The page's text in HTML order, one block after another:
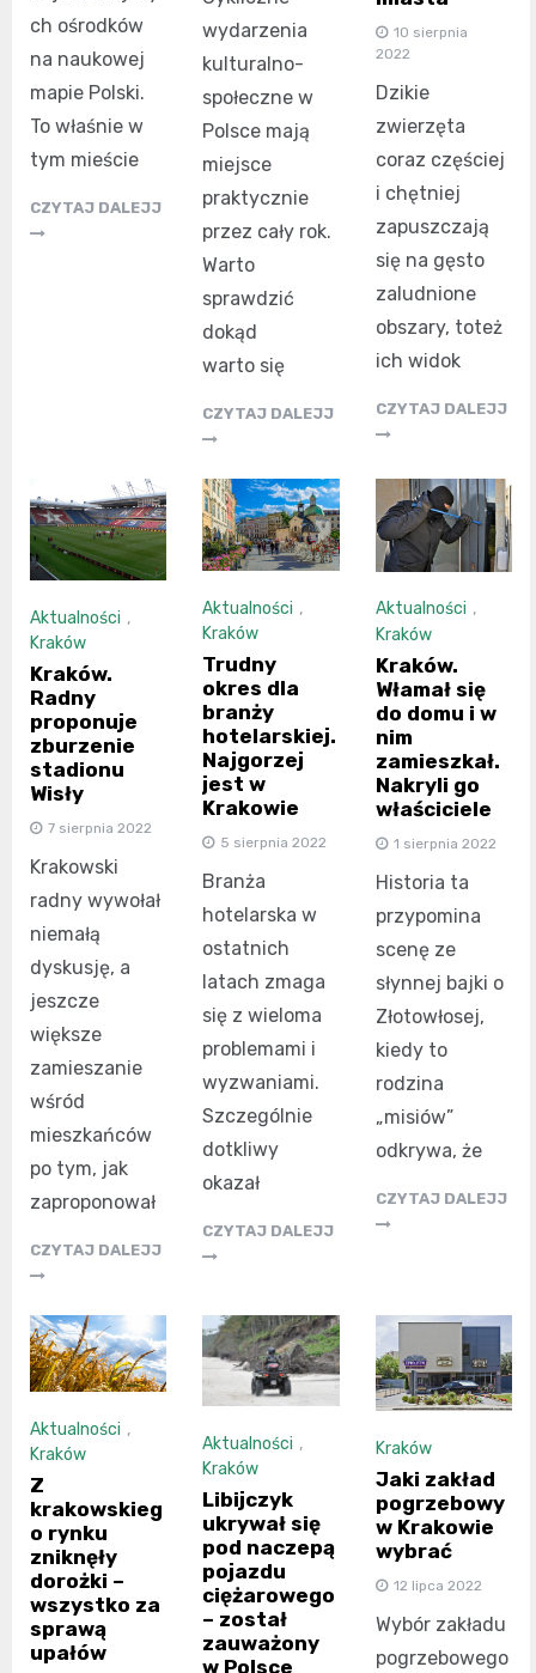
ch ośrodków
na naukowej
mapie Polski.
To właśnie w
tym mieście
CZYTAJ DALEJJ
wydarzenia
kulturalno-
społeczne w
Polsce mają
miejsce
praktycznie
przez cały rok.
Warto
sprawdzić
dokąd
warto się
CZYTAJ DALEJJ
10 sierpnia
2022
Dzikie
zwierzęta
coraz częściej
i chętniej
zapuszczają
się na gęsto
zaludnione
obszary, toteż
ich widok
CZYTAJ DALEJJ
Aktualności ,
Kraków
Kraków.
Radny
proponuje
zburzenie
stadionu
Wisły
7 sierpnia 2022
Krakowski
radny wywołał
niemałą
dyskusję, a
jeszcze
większe
zamieszanie
wśród
mieszkańców
po tym, jak
zaproponował
CZYTAJ DALEJJ
Aktualności ,
Kraków
Trudny
okres dla
branży
hotelarskiej.
Najgorzej
jest w
Krakowie
5 sierpnia 2022
Branża
hotelarska w
ostatnich
latach zmaga
się z wieloma
problemami i
wyzwaniami.
Szczególnie
dotkliwy
okazał
CZYTAJ DALEJJ
Aktualności ,
Kraków
Kraków.
Włamał się
do domu i w
nim
zamieszkał.
Nakryli go
właściciele
1 sierpnia 2022
Historia ta
przypomina
scenę ze
słynnej bajki o
Złotowłosej,
kiedy to
rodzina
„misiów”
odkrywa, że
CZYTAJ DALEJJ
Aktualności ,
Kraków
Z
krakowskieg
o rynku
zniknęły
dorożki –
wszystko za
sprawą
upałów
Aktualności ,
Kraków
Libijczyk
ukrywał się
pod naczepą
pojazdu
ciężarowego
– został
zauważony
w Polsce
Kraków
Jaki zakład
pogrzebowy
w Krakowie
wybrać
12 lipca 2022
Wybór zakładu
pogrzebowego